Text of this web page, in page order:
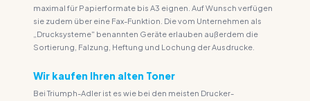
maximal für Papierformate bis A3 eignen. Auf Wunsch verfügen
sie zudem über eine Fax-Funktion. Die vom Unternehmen als
„Drucksysteme" benannten Geräte erlauben außerdem die
Sortierung, Falzung, Heftung und Lochung der Ausdrucke.
Wir kaufen Ihren alten Toner
Bei Triumph-Adler ist es wie bei den meisten Drucker-